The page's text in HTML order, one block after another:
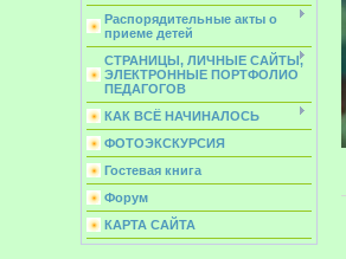
Распорядительные акты о
приеме детей
СТРАНИЦЫ, ЛИЧНЫЕ САЙТЫ,
ЭЛЕКТРОННЫЕ ПОРТФОЛИО
ПЕДАГОГОВ
КАК ВСЁ НАЧИНАЛОСЬ
ФОТОЭКСКУРСИЯ
Гостевая книга
Форум
КАРТА САЙТА